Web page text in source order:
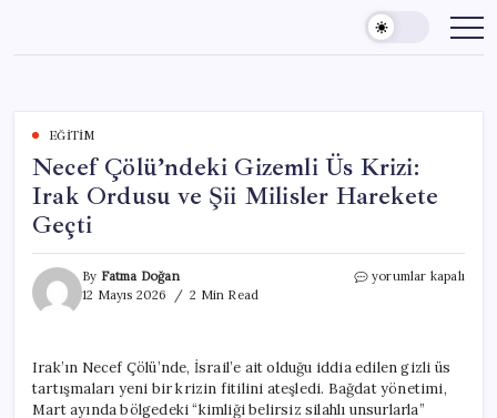
content
EĞITIM
Necef Çölü’ndeki Gizemli Üs Krizi:
Irak Ordusu ve Şii Milisler Harekete
Geçti
By Fatma Doğan
12 Mayıs 2026
2 Min Read
Necef
Irak
Ordusu
ve
yorumlar kapalı
Irak’ın Necef Çölü’nde, İsrail’e ait olduğu iddia edilen gizli üs
tartışmaları yeni bir krizin fitilini ateşledi. Bağdat yönetimi,
Mart ayında bölgedeki “kimliği belirsiz silahlı unsurlarla”